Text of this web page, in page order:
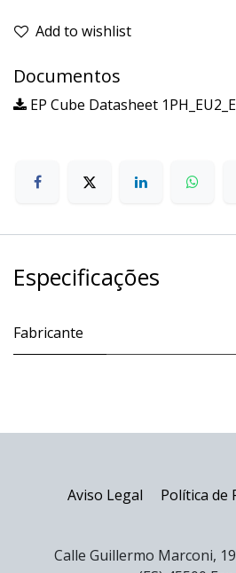
Add to wishlist
Documentos
EP Cube Datasheet
Especificações
Fabricante
Aviso Legal
Política de
Calle Guillermo Marconi,